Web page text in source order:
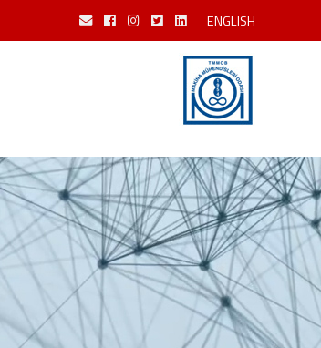
ENGLISH